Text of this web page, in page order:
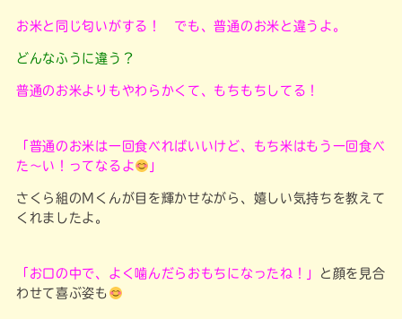
お米と同じ匂いがする！ でも、普通のお米と違うよ。
どんなふうに違う？
普通のお米よりもやわらかくて、もちもちしてる！
「普通のお米は一回食べればいいけど、もち米はもう一回食べ
た～い！ってなるよ
」
さくら組のMくんが目を輝かせながら、嬉しい気持ちを教えて
くれましたよ。
「お口の中で、よく噛んだらおもちになったね！」
と顔を見合
わせて喜ぶ姿も